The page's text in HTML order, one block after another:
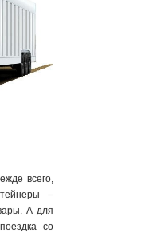
всего,
–
А для
со